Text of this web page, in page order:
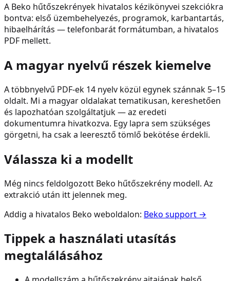
A Beko hűtőszekrények hivatalos kézikönyvei szekciókra
bontva: első üzembehelyezés, programok, karbantartás,
hibaelhárítás — telefonbarát formátumban, a hivatalos
PDF mellett.
A magyar nyelvű részek kiemelve
A többnyelvű PDF-ek 14 nyelv közül egynek szánnak 5–15
oldalt. Mi a magyar oldalakat tematikusan, kereshetően
és lapozhatóan szolgáltatjuk — az eredeti
dokumentumra hivatkozva. Egy lapra sem szükséges
görgetni, ha csak a leeresztő tömlő bekötése érdekli.
Válassza ki a modellt
Még nincs feldolgozott Beko hűtőszekrény modell. Az
extrakció után itt jelennek meg.
Addig a hivatalos Beko weboldalon: Beko support →
Tippek a használati utasítás
megtalálásához